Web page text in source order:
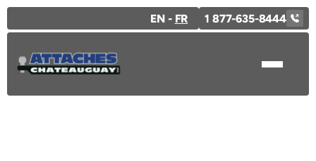
EN - FR 1 877-635-8444